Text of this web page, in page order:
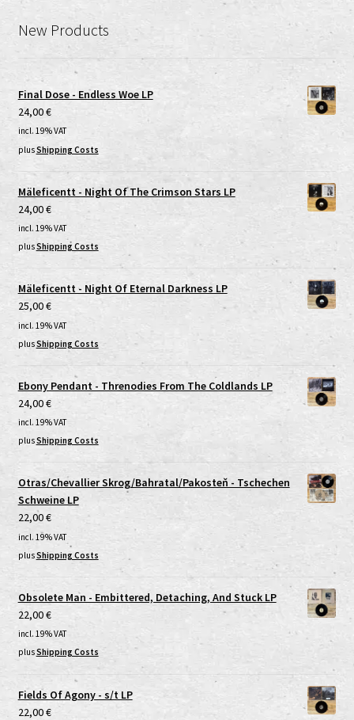
New Products
Final Dose - Endless Woe LP
24,00€
incl. 19% VAT
plusShipping Costs
Mäleficentt - Night Of The Crimson Stars LP
24,00€
incl. 19% VAT
plusShipping Costs
Mäleficentt - Night Of Eternal Darkness LP
25,00€
incl. 19% VAT
plusShipping Costs
Ebony Pendant - Threnodies From The Coldlands LP
24,00€
incl. 19% VAT
plusShipping Costs
Otras/Chevallier Skrog/Bahratal/Pakosteň - Tschechen
Schweine LP
22,00€
incl. 19% VAT
plusShipping Costs
Obsolete Man - Embittered, Detaching, And Stuck LP
22,00€
incl. 19% VAT
plusShipping Costs
Fields Of Agony - s/t LP
22,00€